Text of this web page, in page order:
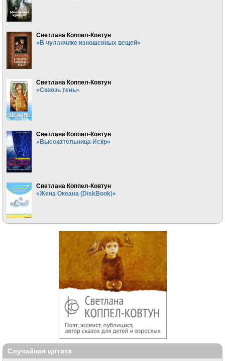
Светлана Коппел-Ковтун
«В чуланчике изношенных вещей»
Светлана Коппел-Ковтун
«Сквозь тень»
Светлана Коппел-Ковтун
«Высекательница Искр»
Светлана Коппел-Ковтун
«Жена Океана (DiskBook)»
Случайная цитата